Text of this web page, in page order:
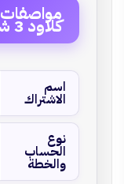
مواصفات
كلاود 3 شهور
اسم
الاشتراك
نوع
الحساب
والخطة